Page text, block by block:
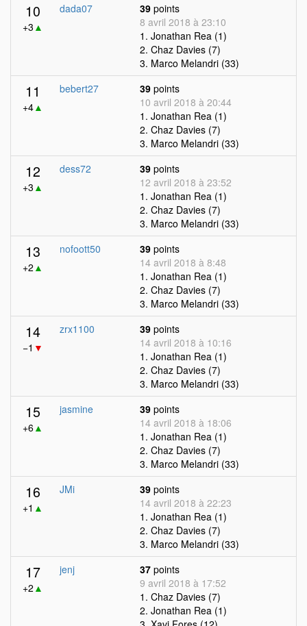
10
+3 ▲
dada07 39 points
8 avril 2018 à 23:10
1. Jonathan Rea (1)
2. Chaz Davies (7)
3. Marco Melandri (33)
11
+4▲
bebert27 39 points
10 avril 2018 à 20:44
1. Jonathan Rea (1)
2. Chaz Davies (7)
3. Marco Melandri (33)
12
+3 ▲
dess72 39 points
12 avril 2018 à 23:52
1. Jonathan Rea (1)
2. Chaz Davies (7)
3. Marco Melandri (33)
13
+2 ▲
nofoott50 39 points
14 avril 2018 à 8:48
1. Jonathan Rea (1)
2. Chaz Davies (7)
3. Marco Melandri (33)
14
−1 ▼
zrx1100 39 points
14 avril 2018 à 10:16
1. Jonathan Rea (1)
2. Chaz Davies (7)
3. Marco Melandri (33)
15
+6▲
jasmine 39 points
14 avril 2018 à 18:06
1. Jonathan Rea (1)
2. Chaz Davies (7)
3. Marco Melandri (33)
16
+1 ▲
JMi 39 points
14 avril 2018 à 22:23
1. Jonathan Rea (1)
2. Chaz Davies (7)
3. Marco Melandri (33)
17
+2 ▲
jenj 37 points
9 avril 2018 à 17:52
1. Chaz Davies (7)
2. Jonathan Rea (1)